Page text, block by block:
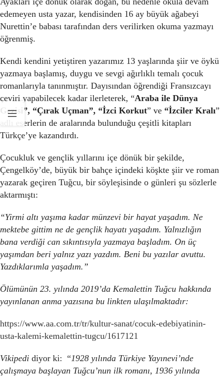
edemeyen usta yazar, kendisinden 16 ay büyük ağabeyi
Nurettin’e babası tarafından ders verilirken okuma yazmayı
öğrenmiş.
Kendi kendini yetiştiren yazarımız 13 yaşlarında şiir ve öykü
yazmaya başlamış, duygu ve sevgi ağırlıklı temalı çocuk
romanlarıyla tanınmıştır. Dayısından öğrendiği Fransızcayı
çeviri yapabilecek kadar ilerleterek, “Araba ile Dünya
Gezisi”, “Çırak Uçman”, “İzci Korkut” ve “İzciler Kralı”
adlı eserlerin de aralarında bulunduğu çeşitli kitapları
Türkçe’ye kazandırdı.
Çocukluk ve gençlik yıllarını içe dönük bir şekilde,
Çengelköy’de, büyük bir bahçe içindeki köşkte şiir ve roman
yazarak geçiren Tuğcu, bir söyleşisinde o günleri şu sözlerle
aktarmıştı:
“Yirmi altı yaşıma kadar münzevi bir hayat yaşadım. Ne
mektebe gittim ne de gençlik hayatı yaşadım. Yalnızlığın
bana verdiği can sıkıntısıyla yazmaya başladım. On üç
yaşımdan beri yalnız yazı yazdım. Beni bu yazılar avuttu.
Yazdıklarımla yaşadım.”
Ölümünün 23. yılında 2019’da Kemalettin Tuğcu hakkında
yayınlanan anma yazısına bu linkten ulaşılmaktadır:
https://www.aa.com.tr/tr/kultur-sanat/cocuk-edebiyatinin-
usta-kalemi-kemalettin-tugcu/1617121
Vikipedi diyor ki: “1928 yılında Türkiye Yayınevi’nde
çalışmaya başlayan Tuğcu’nun ilk romanı, 1936 yılında